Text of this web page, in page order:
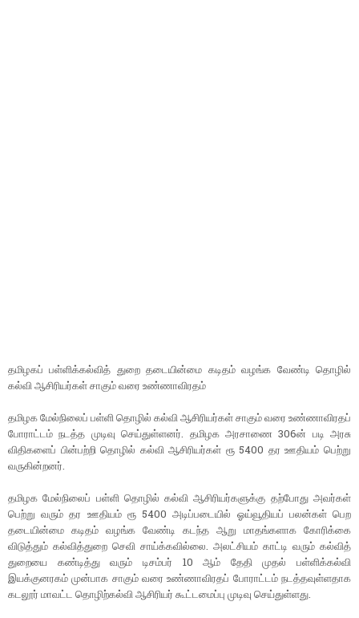
தமிழகப் பள்ளிக்கல்வித் துறை தடையின்மை கடிதம் வழங்க வேண்டி தொழில்
கல்வி ஆசிரியர்கள் சாகும் வரை உண்ணாவிரதம்
தமிழக மேல்நிலைப் பள்ளி தொழில் கல்வி ஆசிரியர்கள் சாகும் வரை உண்ணாவிரதப்
போராட்டம் நடத்த முடிவு செய்துள்ளனர். தமிழக அரசாணை 306ன் படி அரசு
விதிகளைப் பின்பற்றி தொழில் கல்வி ஆசிரியர்கள் ரூ 5400 தர ஊதியம் பெற்று
வருகின்றனர்.
தமிழக மேல்நிலைப் பள்ளி தொழில் கல்வி ஆசிரியர்களுக்கு தற்போது அவர்கள்
பெற்று வரும் தர ஊதியம் ரூ 5400 அடிப்படையில் ஓய்வூதியப் பலன்கள் பெற
தடையின்மை கடிதம் வழங்க வேண்டி கடந்த ஆறு மாதங்களாக கோரிக்கை
விடுத்தும் கல்வித்துறை செவி சாய்க்கவில்லை. அலட்சியம் காட்டி வரும் கல்வித்
துறையை கண்டித்து வரும் டிசம்பர் 10 ஆம் தேதி முதல் பள்ளிக்கல்வி
இயக்குனரகம் முன்பாக சாகும் வரை உண்ணாவிரதப் போராட்டம் நடத்தவுள்ளதாக
கடலூர் மாவட்ட தொழிற்கல்வி ஆசிரியர் கூட்டமைப்பு முடிவு செய்துள்ளது.